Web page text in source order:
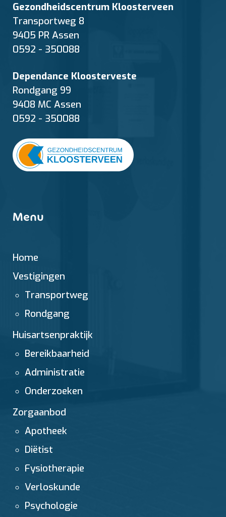
Gezondheidscentrum Kloosterveen
Transportweg 8
9405 PR Assen
0592 - 350088
Dependance Kloosterveste
Rondgang 99
9408 MC Assen
0592 - 350088
Menu
Home
Vestigingen
Transportweg
Rondgang
Huisartsenpraktijk
Bereikbaarheid
Administratie
Onderzoeken
Zorgaanbod
Apotheek
Diëtist
Fysiotherapie
Verloskunde
Psychologie